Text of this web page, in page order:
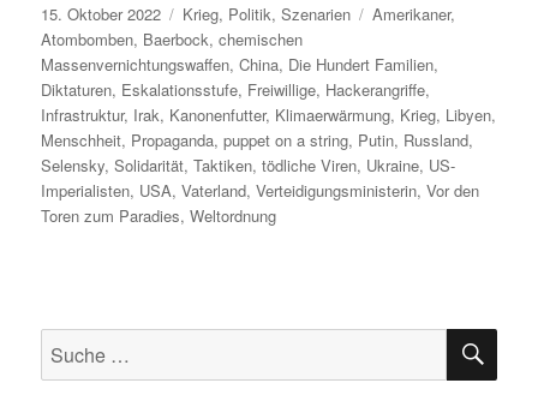
Veröffentlicht
am
15. Oktober 2022 Kategorien
Krieg, Politik,Szenarien Schlagwörter
Amerikaner,
Atombomben, Baerbock,chemischen
Massenvernichtungswaffen,China, Die Hundert Familien,
Diktaturen, Eskalationsstufe, Freiwillige, Hackerangriffe,
Infrastruktur, Irak, Kanonenfutter, Klimaerwärmung, Krieg, Libyen,
Menschheit, Propaganda,puppet on a string, Putin, Russland,
Selensky,Solidarität,Taktiken,tödliche Viren, Ukraine, US-
Imperialisten, USA,Vaterland,Verteidigungsministerin,Vor den
Toren zum Paradies,Weltordnung
Suche
nach: